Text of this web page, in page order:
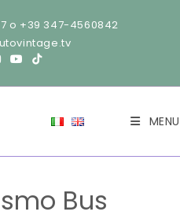
o +39 347-4560842
MENU
Bus